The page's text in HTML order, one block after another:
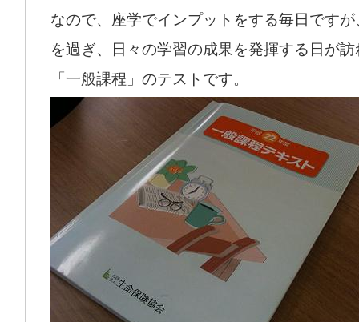
なので、座学でインプットをする毎日です
を過ぎ、日々の学習の成果を発揮する日が
「一般課程」のテストです。